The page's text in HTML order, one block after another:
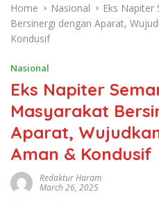
Home Nasional
Eks Napiter
Bersinergi dengan Aparat,
Kondusif
Nasional
Eks Napiter
Masyarakat
Aparat,
Aman & Kondusif
Redaktur Haram
March 26, 2025